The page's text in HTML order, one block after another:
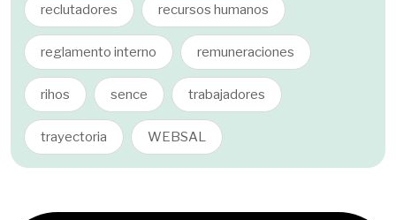
reclutadores recursos humanos
reglamento interno remuneraciones
rihos sence trabajadores
trayectoria WEBSAL